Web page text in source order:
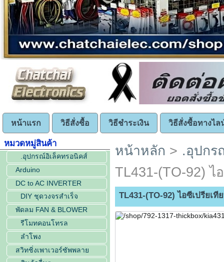
หน้าแรก วิธีสั่งซื้อ วิธีชำระเงิน วิธีสั่งซื้อทางไล
หมวดหมู่สินค้า
.อุปกรณ์อิเล็คทรอนิคส์
Arduino
DC to AC INVERTER
DIY ชุดวงจรสำเร็จ
พัดลม FAN & BLOWER
รีโมทคอนโทรล
ลำโพง
สวิทชิ่งเพาเวอร์ซัพพลาย
หน้าหลัก > .อุปกร
TL431-(TO-92) ไ
TL431-(TO-92) ไอซีเปรียเที